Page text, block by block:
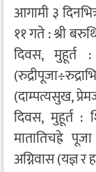
आगामी ३
११ गते : श्री
दिवस, मुहूर्त
(दाम्पत्यसुख,
दिवस, मुहूर्त :
मातातिचह्रे
अग्निवास (यज्ञ र